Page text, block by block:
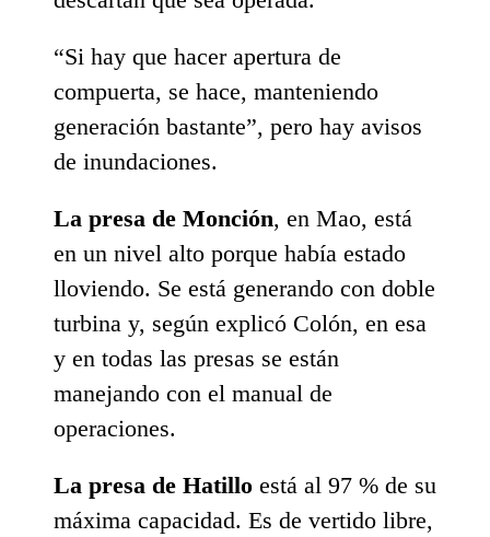
“Si hay que hacer apertura de
compuerta, se hace, manteniendo
generación bastante”, pero hay avisos
de inundaciones.
La presa de Monción, en Mao, está
en un nivel alto porque había estado
lloviendo. Se está generando con doble
turbina y, según explicó Colón, en esa
y en todas las presas se están
manejando con el manual de
operaciones.
La presa de Hatillo está al 97 % de su
máxima capacidad. Es de vertido libre,